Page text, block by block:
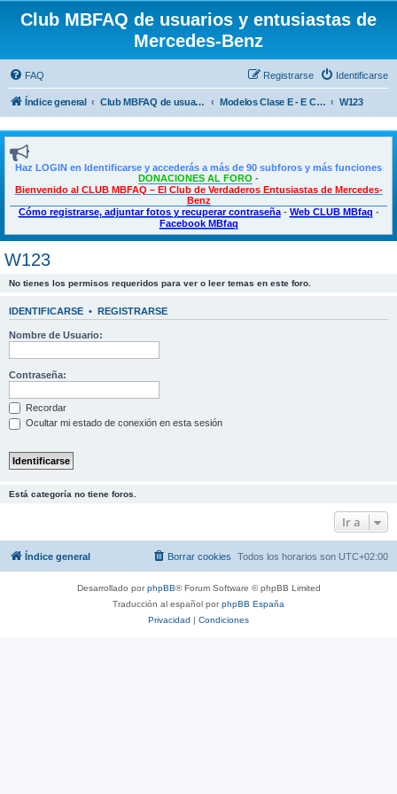
Club MBFAQ de usuarios y entusiastas de
Mercedes-Benz
FAQ Identificarse
Registrarse
Índice general Club MBFAQ de usuarios y entusiastas de Mercedes Benz Modelos Clase E - E Coupé - CLS W123
Haz LOGIN en Identificarse y accederás a más de 90 subforos y más funciones
DONACIONES AL FORO -
Bienvenido al CLUB MBFAQ – El Club de Verdaderos Entusiastas de Mercedes-
Benz
Cómo registrarse, adjuntar fotos y recuperar contraseña- Web CLUB MBfaq -
Facebook MBfaq
W123
No tienes los permisos requeridos para ver o leer temas en este foro.
IDENTIFICARSE • REGISTRARSE
Nombre de Usuario:
Contraseña:
Recordar
Ocultar mi estado de conexión en esta sesión
Está categoría no tiene foros.
Ir a
Índice general Todos los horarios son UTC+02:00
Borrar cookies
Desarrollado porphpBB® Forum Software © phpBB Limited
Traducción al español porphpBB España
Privacidad | Condiciones